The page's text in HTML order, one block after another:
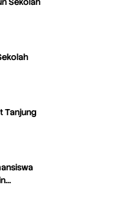
Tanjung